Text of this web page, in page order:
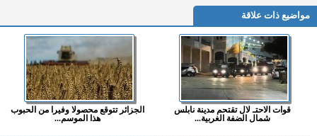
مواضيع ذات علاقة
قوات الاحتـ لال تقتحم مدينة نابلس
شمال الضفة الغربية...
الجزائر تتوقع محصولا وفيرا من الحبوب
هذا الموسم...